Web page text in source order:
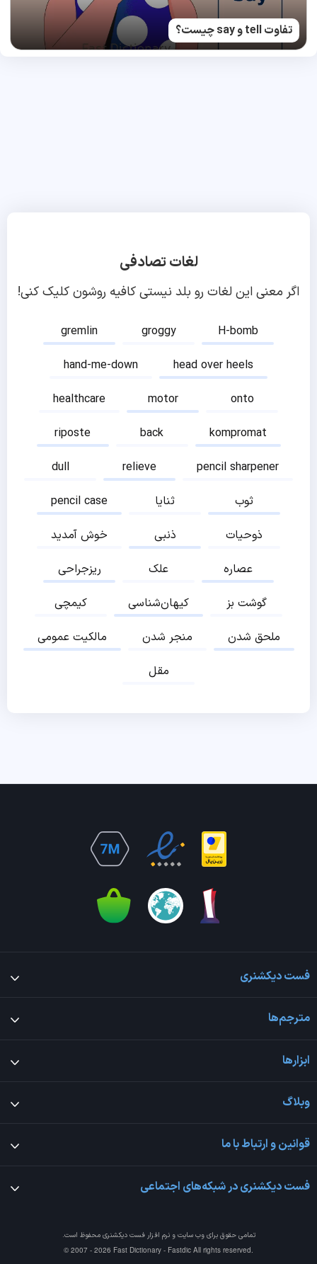
تفاوت tell و say چیست؟
لغات تصادفی
اگر معنی این لغات رو بلد نیستی کافیه روشون کلیک کنی!
gremlin groggy
H-bomb
hand-me-down
head over heels
healthcare
motor
onto
riposte
back
kompromat
dull
relieve
pencil sharpener
pencil case
ثنایا
ثوب
خوش آمدید
ذنبی
ذوحیات
ریزجراحی
علک
عصاره
کیمچی
کیهان‌شناسی
گوشت بز
مالکیت عمومی
منجر شدن
ملحق شدن
مقل
فست دیکشنری
مترجم‌ها
ابزارها
وبلاگ
قوانین و ارتباط با ما
فست دیکشنری در شبکه‌های اجتماعی
تمامی حقوق برای وب سایت و نرم افزارفست دیکشنری محفوظ است.
© 2007 - 2026 Fast Dictionary - Fastdic All rights reserved.